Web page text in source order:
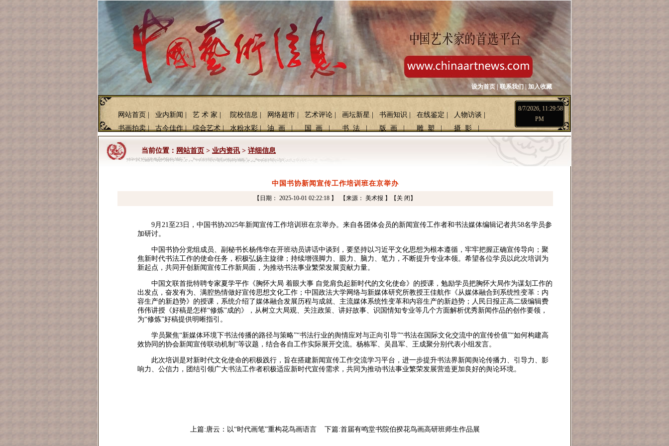
设为首页 联系我们 | 加入收藏
网站首页 业内新闻 艺 术 家 院校信息 网络超市 艺术评论 画坛新星 书画知识 在线鉴定 人物访谈
书画拍卖| 古今佳作| 综合艺术| 水粉水彩| 油 画| 国 画| 书 法| 版 画| 雕 塑| 摄 影|
8/7/2026, 11:29:59
PM
当前位置： 网站首页 > 业内资讯 > 详细信息
中国书协新闻宣传工作培训班在京举办
【日期： 2025-10-01 02:22:18 】 【来源： 美术报 】 【关 闭】
9月21至23日，中国书协2025年新闻宣传工作培训班在京举办。来自各团体会员的新闻宣传工作者和书法媒体编辑记者共58名学员参
加研讨。
中国书协分党组成员、副秘书长杨伟华在开班动员讲话中谈到，要坚持以习近平文化思想为根本遵循，牢牢把握正确宣传导向；聚
焦新时代书法工作的使命任务，积极弘扬主旋律；持续增强脚力、眼力、脑力、笔力，不断提升专业本领。希望各位学员以此次培训为
新起点，共同开创新闻宣传工作新局面，为推动书法事业繁荣发展贡献力量。
中国文联首批特聘专家夏学平作《胸怀大局 着眼大事 自觉肩负起新时代的文化使命》的授课，勉励学员把胸怀大局作为谋划工作的
出发点，奋发有为、满腔热情做好宣传思想文化工作；中国政法大学网络与新媒体研究所教授王佳航作《从媒体融合到系统性变革：内
容生产的新趋势》的授课，系统介绍了媒体融合发展历程与成就、主流媒体系统性变革和内容生产的新趋势；人民日报正高二级编辑费
伟伟讲授《好稿是怎样“修炼”成的》，从树立大局观、关注政策、讲好故事、识国情知专业等几个方面解析优秀新闻作品的创作要领，
为“修炼”好稿提供明晰指引。
学员聚焦“新媒体环境下书法传播的路径与策略”“书法行业的舆情应对与正向引导”“书法在国际文化交流中的宣传价值”“如何构建高
效协同的协会新闻宣传联动机制”等议题，结合各自工作实际展开交流。杨栋军、吴昌军、王成聚分别代表小组发言。
此次培训是对新时代文化使命的积极践行，旨在搭建新闻宣传工作交流学习平台，进一步提升书法界新闻舆论传播力、引导力、影
响力、公信力，团结引领广大书法工作者积极适应新时代宣传需求，共同为推动书法事业繁荣发展营造更加良好的舆论环境。
上篇:唐云：以“时代画笔”重构花鸟画语言 下篇:首届有鸣堂书院伯揆花鸟画高研班师生作品展